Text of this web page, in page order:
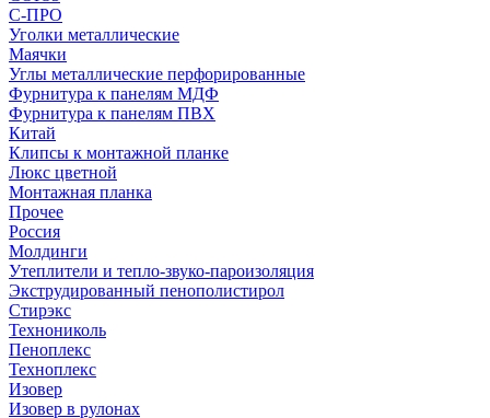
С-ПРО
Уголки металлические
Маячки
Углы металлические перфорированные
Фурнитура к панелям МДФ
Фурнитура к панелям ПВХ
Китай
Клипсы к монтажной планке
Люкс цветной
Монтажная планка
Прочее
Россия
Молдинги
Утеплители и тепло-звуко-пароизоляция
Экструдированный пенополистирол
Стирэкс
Технониколь
Пеноплекс
Техноплекс
Изовер
Изовер в рулонах